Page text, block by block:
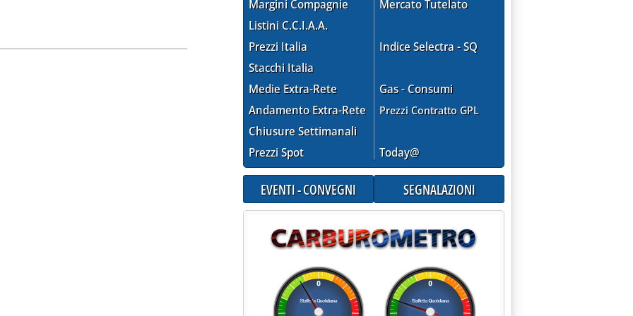
DEI CARBURANTI'
Margini Compagnie
Listini C.C.I.A.A.
Prezzi Italia
Stacchi Italia
Medie Extra-Rete
Andamento Extra-Rete
Chiusure Settimanali
Prezzi Spot
Mercato Tutelato
Indice Selectra - SQ
Gas - Consumi
Prezzi Contratto GPL
Today@
EVENTI - CONVEGNI SEGNALAZIONI